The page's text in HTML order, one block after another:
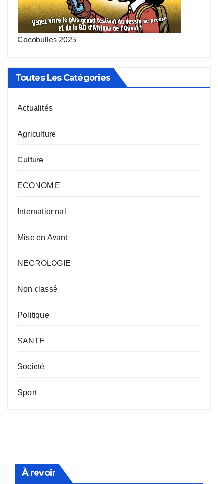
Cocobulles 2025
Toutes Les Catégories
Actualités
Agriculture
Culture
ECONOMIE
Internationnal
Mise en Avant
NECROLOGIE
Non classé
Politique
SANTE
Société
Sport
À revoir